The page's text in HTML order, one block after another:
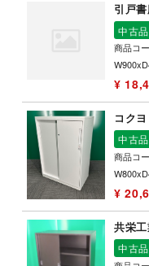
引戸
中古品
商品コ
¥
コク
中古品
商品コ
¥
共栄
中古品